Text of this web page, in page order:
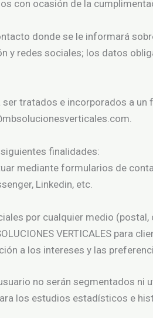
con ocasión de la
donde se le informará
y redes sociales; los datos
tratados e incorporados a un
siguientes finalidades:
mediante formularios de
Linkedin, etc.
por cualquier medio (postal,
VERTICALES para
a los intereses y las
no serán segmentados ni
los estudios estadísticos e